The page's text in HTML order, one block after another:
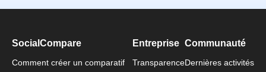
SocialCompare
Comment créer un comparatif
Entreprise
Transparence
Communauté
Dernières activités